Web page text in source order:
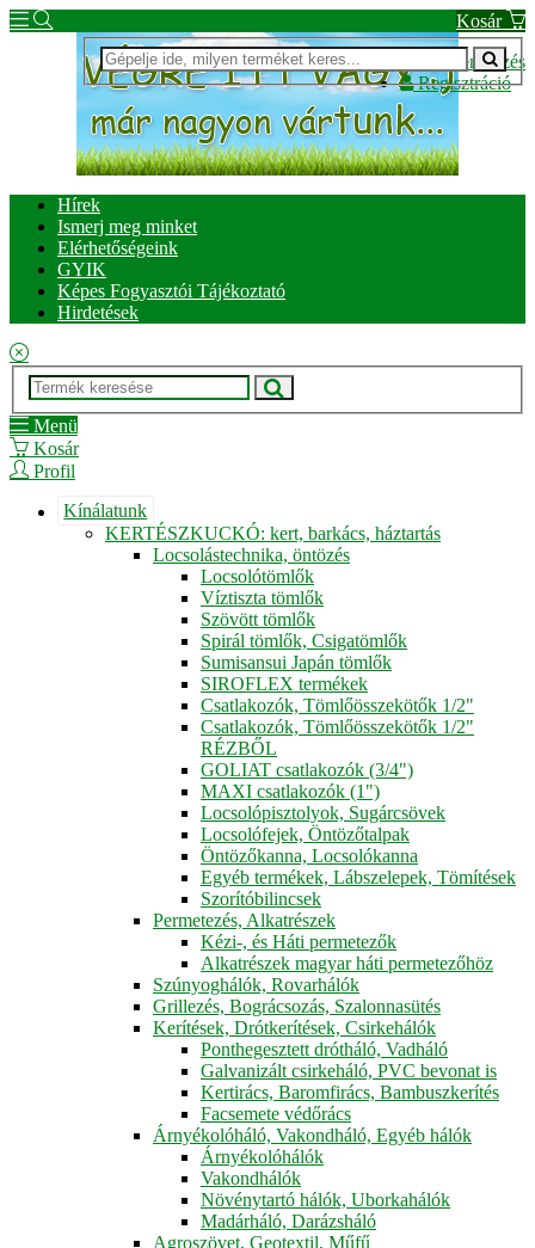
Kosár
Bejelentkezés
Regisztráció
Hírek
Ismerj meg minket
Elérhetőségeink
GYIK
Képes Fogyasztói Tájékoztató
Hirdetések
Menü
Kosár
Profil
Kínálatunk
KERTÉSZKUCKÓ: kert, barkács, háztartás
Locsolástechnika, öntözés
Locsolótömlők
Víztiszta tömlők
Szövött tömlők
Spirál tömlők, Csigatömlők
Sumisansui Japán tömlők
SIROFLEX termékek
Csatlakozók, Tömlőösszekötők 1/2"
Csatlakozók, Tömlőösszekötők 1/2"
RÉZBŐL
GOLIAT csatlakozók (3/4")
MAXI csatlakozók (1")
Locsolópisztolyok, Sugárcsövek
Locsolófejek, Öntözőtalpak
Öntözőkanna, Locsolókanna
Egyéb termékek, Lábszelepek, Tömítések
Szorítóbilincsek
Permetezés, Alkatrészek
Kézi-, és Háti permetezők
Alkatrészek magyar háti permetezőhöz
Szúnyoghálók, Rovarhálók
Grillezés, Bográcsozás, Szalonnasütés
Kerítések, Drótkerítések, Csirkehálók
Ponthegesztett drótháló, Vadháló
Galvanizált csirkeháló, PVC bevonat is
Kertirács, Baromfirács, Bambuszkerítés
Facsemete védőrács
Árnyékolóháló, Vakondháló, Egyéb hálók
Árnyékolóhálók
Vakondhálók
Növénytartó hálók, Uborkahálók
Madárháló, Darázsháló
Agroszövet, Geotextil, Műfű